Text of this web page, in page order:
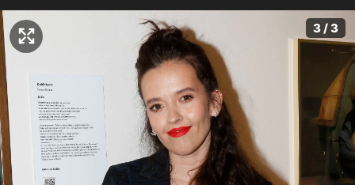
3 / 3